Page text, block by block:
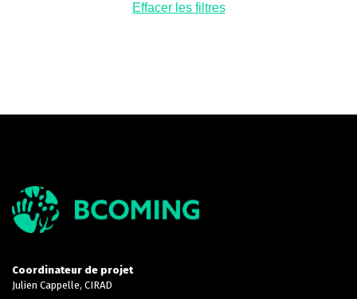
Effacer les filtres
Coordinateur de projet
Julien Cappelle, CIRAD